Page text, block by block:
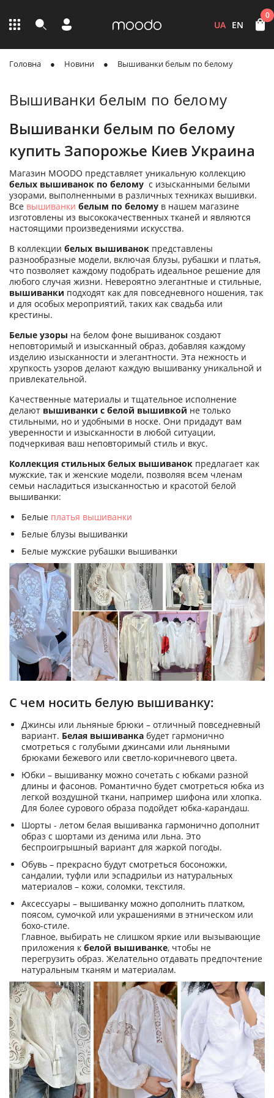
UA EN
0
Головна Новини Вышиванки белым по белому
Вышиванки белым по белому
Вышиванки белым по белому
купить Запорожье Киев Украина
Магазин MOODO представляет уникальную коллекцию
белых вышиванок по белому с изысканными белыми
узорами, выполненными в различных техниках вышивки.
Все вышиванки белым по белому в нашем магазине
изготовлены из высококачественных тканей и являются
настоящими произведениями искусства.
В коллекции белых вышиванок представлены
разнообразные модели, включая блузы, рубашки и платья,
что позволяет каждому подобрать идеальное решение для
любого случая жизни. Невероятно элегантные и стильные,
вышиванки подходят как для повседневного ношения, так
и для особых мероприятий, таких как свадьба или
крестины.
Белые узоры на белом фоне вышиванок создают
неповторимый и изысканный образ, добавляя каждому
изделию изысканности и элегантности. Эта нежность и
хрупкость узоров делают каждую вышиванку уникальной и
привлекательной.
Качественные материалы и тщательное исполнение
делают вышиванки с белой вышивкой не только
стильными, но и удобными в носке. Они придадут вам
уверенности и изысканности в любой ситуации,
подчеркивая ваш неповторимый стиль и вкус.
Коллекция стильных белых вышиванок предлагает как
мужские, так и женские модели, позволяя всем членам
семьи насладиться изысканностью и красотой белой
вышиванки:
Белые платья вышиванки
Белые блузы вышиванки
Белые мужские рубашки вышиванки
С чем носить белую вышиванку:
Джинсы или льняные брюки – отличный повседневный
вариант. Белая вышиванка будет гармонично
смотреться с голубыми джинсами или льняными
брюками бежевого или светло-коричневого цвета.
Юбки – вышиванку можно сочетать с юбками разной
длины и фасонов. Романтично будет смотреться юбка из
легкой воздушной ткани, например шифона или хлопка.
Для более сурового образа подойдет юбка-карандаш.
Шорты - летом белая вышиванка гармонично дополнит
образ с шортами из денима или льна. Это
беспроигрышный вариант для жаркой погоды.
Обувь – прекрасно будут смотреться босоножки,
сандалии, туфли или эспадрильи из натуральных
материалов – кожи, соломки, текстиля.
Аксессуары – вышиванку можно дополнить платком,
поясом, сумочкой или украшениями в этническом или
бохо-стиле.
Главное, выбирать не слишком яркие или вызывающие
приложения к белой вышиванке, чтобы не
перегрузить образ. Желательно отдавать предпочтение
натуральным тканям и материалам.